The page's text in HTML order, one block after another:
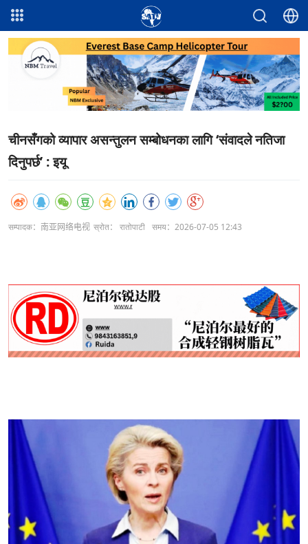
चीनसँगको व्यापार असन्तुलन सम्बोधनका लागि ‘संवादले नतिजा
दिनुपर्छ’ : इयू
सम्पादक：南亚网络电视 स्रोत： रातोपाटी समय：2026-07-05 12:43